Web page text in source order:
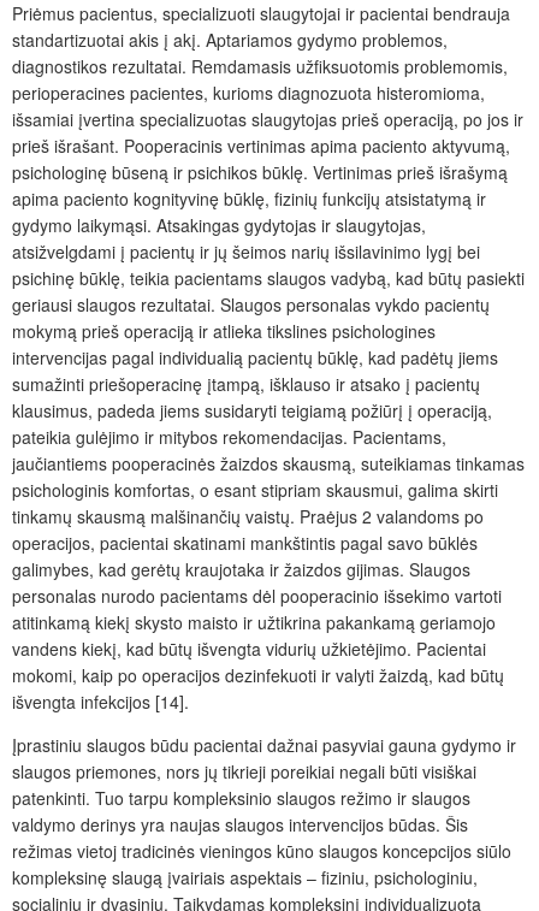
Priėmus pacientus, specializuoti slaugytojai ir pacientai bendrauja
standartizuotai akis į akį. Aptariamos gydymo problemos,
diagnostikos rezultatai. Remdamasis užfiksuotomis problemomis,
perioperacines pacientes, kurioms diagnozuota histeromioma,
išsamiai įvertina specializuotas slaugytojas prieš operaciją, po jos ir
prieš išrašant. Pooperacinis vertinimas apima paciento aktyvumą,
psichologinę būseną ir psichikos būklę. Vertinimas prieš išrašymą
apima paciento kognityvinę būklę, fizinių funkcijų atsistatymą ir
gydymo laikymąsi. Atsakingas gydytojas ir slaugytojas,
atsižvelgdami į pacientų ir jų šeimos narių išsilavinimo lygį bei
psichinę būklę, teikia pacientams slaugos vadybą, kad būtų pasiekti
geriausi slaugos rezultatai. Slaugos personalas vykdo pacientų
mokymą prieš operaciją ir atlieka tikslines psichologines
intervencijas pagal individualią pacientų būklę, kad padėtų jiems
sumažinti priešoperacinę įtampą, išklauso ir atsako į pacientų
klausimus, padeda jiems susidaryti teigiamą požiūrį į operaciją,
pateikia gulėjimo ir mitybos rekomendacijas. Pacientams,
jaučiantiems pooperacinės žaizdos skausmą, suteikiamas tinkamas
psichologinis komfortas, o esant stipriam skausmui, galima skirti
tinkamų skausmą malšinančių vaistų. Praėjus 2 valandoms po
operacijos, pacientai skatinami mankštintis pagal savo būklės
galimybes, kad gerėtų kraujotaka ir žaizdos gijimas. Slaugos
personalas nurodo pacientams dėl pooperacinio išsekimo vartoti
atitinkamą kiekį skysto maisto ir užtikrina pakankamą geriamojo
vandens kiekį, kad būtų išvengta vidurių užkietėjimo. Pacientai
mokomi, kaip po operacijos dezinfekuoti ir valyti žaizdą, kad būtų
išvengta infekcijos [14].
Įprastiniu slaugos būdu pacientai dažnai pasyviai gauna gydymo ir
slaugos priemones, nors jų tikrieji poreikiai negali būti visiškai
patenkinti. Tuo tarpu kompleksinio slaugos režimo ir slaugos
valdymo derinys yra naujas slaugos intervencijos būdas. Šis
režimas vietoj tradicinės vieningos kūno slaugos koncepcijos siūlo
kompleksinę slaugą įvairiais aspektais – fiziniu, psichologiniu,
socialiniu ir dvasiniu. Taikydamas kompleksinį individualizuotą